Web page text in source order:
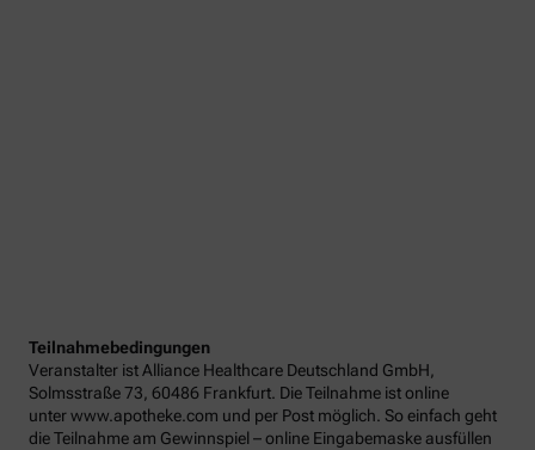
Teilnahmebedingungen
Veranstalter ist Alliance Healthcare Deutschland GmbH,
Solmsstraße 73, 60486 Frankfurt. Die Teilnahme ist online
unter www.apotheke.com und per Post möglich. So einfach geht
die Teilnahme am Gewinnspiel – online Eingabemaske ausfüllen